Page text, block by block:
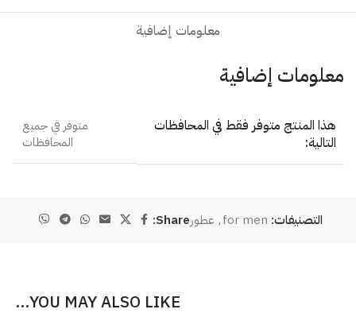
معلومات إضافية
معلومات إضافية
هذا المنتج متوفر فقط في المحافظات
التالية:
متوفر في جميع
المحافظات
التصنيفات: for men
, عطورShare:
YOU MAY ALSO LIKE…